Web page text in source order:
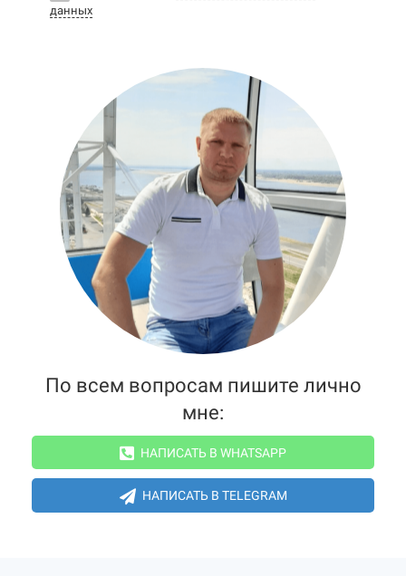
данных
По всем вопросам пишите лично
мне:
НАПИСАТЬ В WHATSAPP
НАПИСАТЬ В TELEGRAM